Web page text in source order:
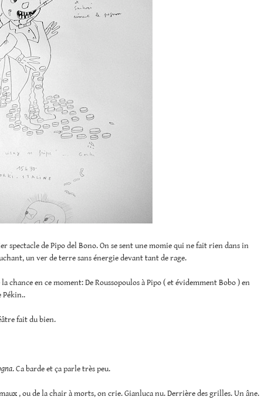
spectacle de Pipo del Bono. On se sent une momie qui ne fait rien dans in
un ver de terre sans énergie devant tant de rage.
la chance en ce moment: De Roussopoulos à Pipo ( et évidemment Bobo ) en
Pékin..
fait du bien.
. Ca barde et ça parle très peu.
, ou de la chair à morts, on crie. Gianluca nu. Derrière des grilles. Un âne.